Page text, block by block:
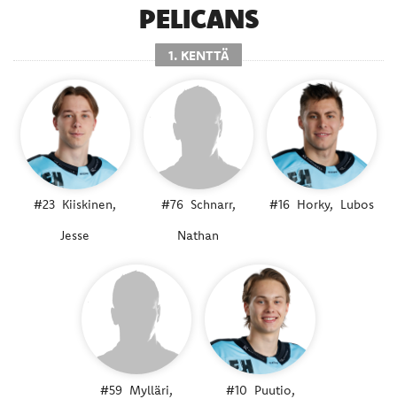
PELICANS
1. KENTTÄ
#23 Kiiskinen,
Jesse
#76 Schnarr,
Nathan
#16 Horky, Lubos
#59 Mylläri,
#10 Puutio,